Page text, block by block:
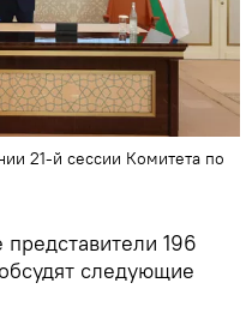
21-й сессии Комитета по
196
следующие